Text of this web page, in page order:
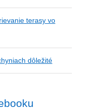
terasy vo
dôležité